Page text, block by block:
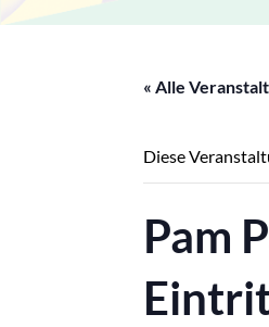
« Alle
Diese
Pam